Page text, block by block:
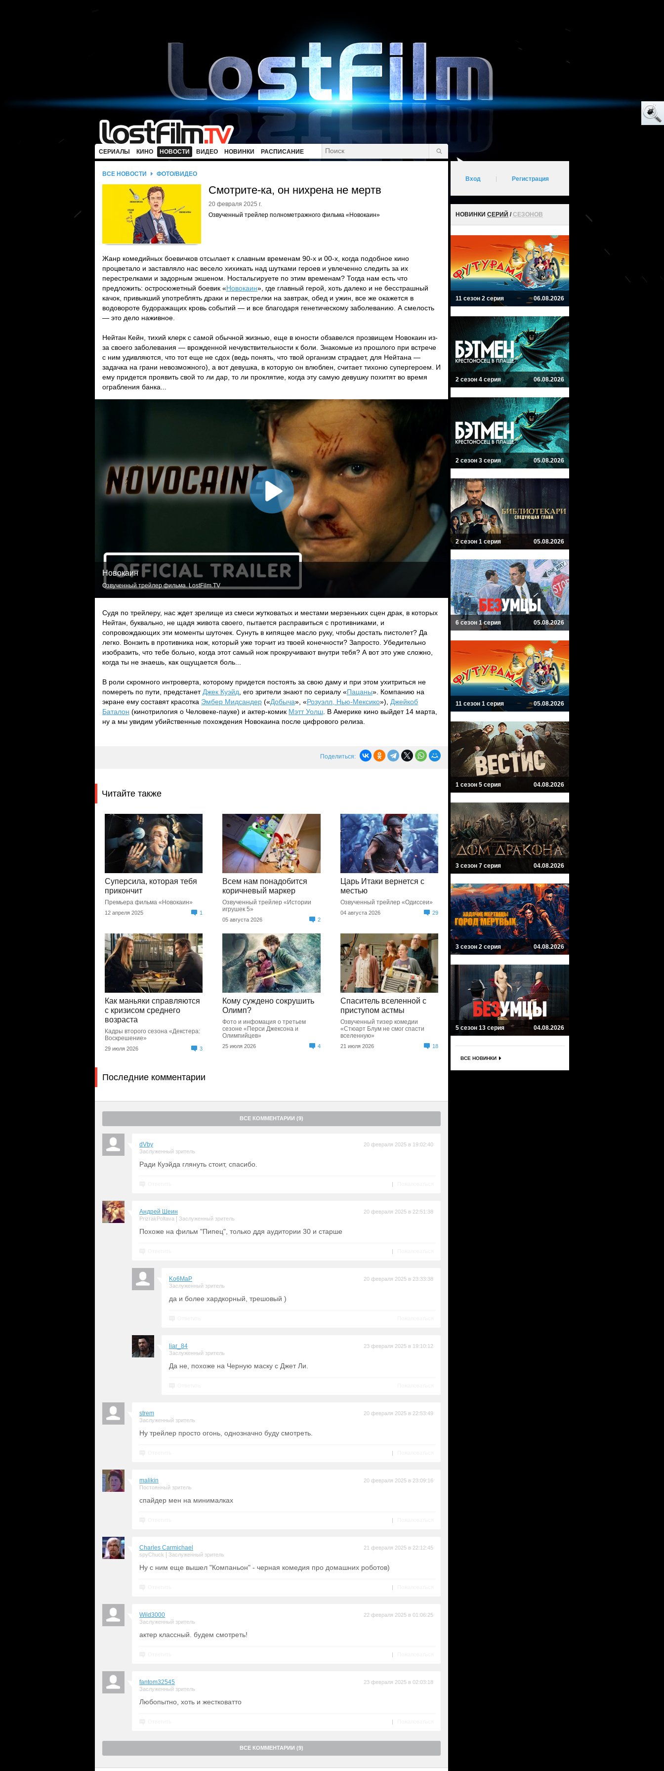
СЕРИАЛЫ КИНО НОВОСТИ ВИДЕО НОВИНКИ РАСПИСАНИЕ
ВСЕ НОВОСТИ ФОТО/ВИДЕО
Смотрите-ка, он нихрена не мертв
20 февраля 2025 г.
Озвученный трейлер полнометражного фильма «Новокаин»
Жанр комедийных боевичков отсылает к славным временам 90-х и 00-х, когда подобное кино
процветало и заставляло нас весело хихикать над шутками героев и увлеченно следить за их
перестрелками и задорным экшеном. Ностальгируете по этим временам? Тогда нам есть что
предложить: остросюжетный боевик «Новокаин», где главный герой, хоть далеко и не бесстрашный
качок, привыкший употреблять драки и перестрелки на завтрак, обед и ужин, все же окажется в
водовороте будоражащих кровь событий — и все благодаря генетическому заболеванию. А смелость
— это дело наживное.
Нейтан Кейн, тихий клерк с самой обычной жизнью, еще в юности обзавелся прозвищем Новокаин из-
за своего заболевания — врожденной нечувствительности к боли. Знакомые из прошлого при встрече
с ним удивляются, что тот еще не сдох (ведь понять, что твой организм страдает, для Нейтана —
задачка на грани невозможного), а вот девушка, в которую он влюблен, считает тихоню супергероем. И
ему придется проявить свой то ли дар, то ли проклятие, когда эту самую девушку похитят во время
ограбления банка...
Новокаин
Озвученный трейлер фильма. LostFilm.TV
Судя по трейлеру, нас ждет зрелище из смеси жутковатых и местами мерзеньких сцен драк, в которых
Нейтан, буквально, не щадя живота своего, пытается расправиться с противниками, и
сопровождающих эти моменты шуточек. Сунуть в кипящее масло руку, чтобы достать пистолет? Да
легко. Вонзить в противника нож, который уже торчит из твоей конечности? Запросто. Убедительно
изобразить, что тебе больно, когда этот самый нож прокручивают внутри тебя? А вот это уже сложно,
когда ты не знаешь, как ощущается боль...
В роли скромного интроверта, которому придется постоять за свою даму и при этом ухитриться не
помереть по пути, предстанет Джек Куэйд , его зрители знают по сериалу «Пацаны». Компанию на
экране ему составят красотка Эмбер Мидcандер («Добыча», «Розуэлл, Нью-Мексико»), Джейкоб
Баталон (кинотрилогия о Человеке-пауке) и актер-комик Мэтт Уолш . В Америке кино выйдет 14 марта,
ну а мы увидим убийственные похождения Новокаина после цифрового релиза.
Поделиться:
Читайте также
Суперсила, которая тебя
прикончит
Премьера фильма «Новокаин»
12 апреля 2025 1
Всем нам понадобится
коричневый маркер
Озвученный трейлер «Истории
игрушек 5»
05 августа 2026 2
Царь Итаки вернется с
местью
Озвученный трейлер «Одиссеи»
04 августа 2026 29
Как маньяки справляются
с кризисом среднего
возраста
Кадры второго сезона «Декстера:
Воскрешение»
29 июля 2026 3
Кому суждено сокрушить
Олимп?
Фото и инфомация о третьем
сезоне «Перси Джексона и
Олимпийцев»
25 июля 2026 4
Спаситель вселенной с
приступом астмы
Озвученный тизер комедии
«Стюарт Блум не смог спасти
вселенную»
21 июля 2026 18
Последние комментарии
ВСЕ КОММЕНТАРИИ (9)
dVby
Заслуженный зритель
20 февраля 2025 в 19:02:40
Ради Куэйда глянуть стоит, спасибо.
|
Андрей Шеин
PrizrakPoltava Заслуженный зритель
20 февраля 2025 в 22:51:38
Похоже на фильм "Пипец", только ддя аудитории 30 и старше
|
Ko6MaP
Заслуженный зритель
20 февраля 2025 в 23:33:38
да и более хардкорный, трешовый )
liar_84
Заслуженный зритель
23 февраля 2025 в 19:10:12
Да не, похоже на Черную маску с Джет Ли.
strem
Заслуженный зритель
20 февраля 2025 в 22:53:49
Ну трейлер просто огонь, однозначно буду смотреть.
|
malikin
Постоянный зритель
20 февраля 2025 в 23:09:16
спайдер мен на минималках
|
Charles Carmichael
spyChuck Заслуженный зритель
21 февраля 2025 в 22:12:45
Ну с ним еще вышел "Компаньон" - черная комедия про домашних роботов)
|
Wild3000
Заслуженный зритель
22 февраля 2025 в 01:06:25
актер классный. будем смотреть!
|
fantom32545
Заслуженный зритель
23 февраля 2025 в 02:03:18
Любопытно, хоть и жестковатто
|
ВСЕ КОММЕНТАРИИ (9)
Вход Регистрация
НОВИНКИ СЕРИЙ /СЕЗОНОВ
11 сезон 2 серия 06.08.2026
2 сезон 4 серия 06.08.2026
2 сезон 3 серия 05.08.2026
2 сезон 1 серия 05.08.2026
6 сезон 1 серия 05.08.2026
11 сезон 1 серия 05.08.2026
1 сезон 5 серия 04.08.2026
3 сезон 7 серия 04.08.2026
3 сезон 2 серия 04.08.2026
5 сезон 13 серия 04.08.2026
ВСЕ НОВИНКИ